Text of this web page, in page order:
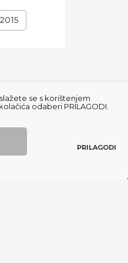
2015
se s korištenjem
odaberi PRILAGODI.
PRILAGODI